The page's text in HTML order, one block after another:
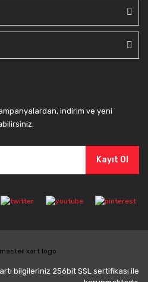
indirim ve yeni
Kayıt Ol
bilgileriniz 256bit SSL sertifikası ile